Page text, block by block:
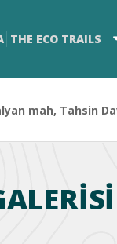
THE ECO TRAILS
mah, Tahsin